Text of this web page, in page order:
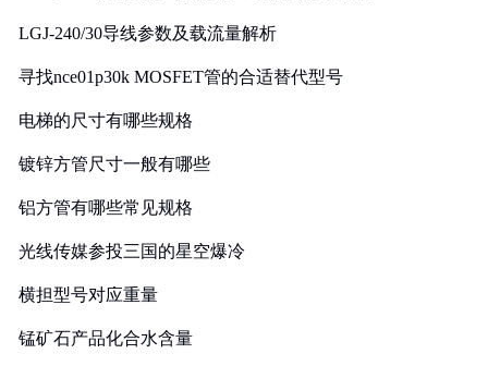
LGJ-240/30导线参数及载流量解析
寻找nce01p30k MOSFET管的合适替代型号
电梯的尺寸有哪些规格
镀锌方管尺寸一般有哪些
铝方管有哪些常见规格
光线传媒参投三国的星空爆冷
横担型号对应重量
锰矿石产品化合水含量